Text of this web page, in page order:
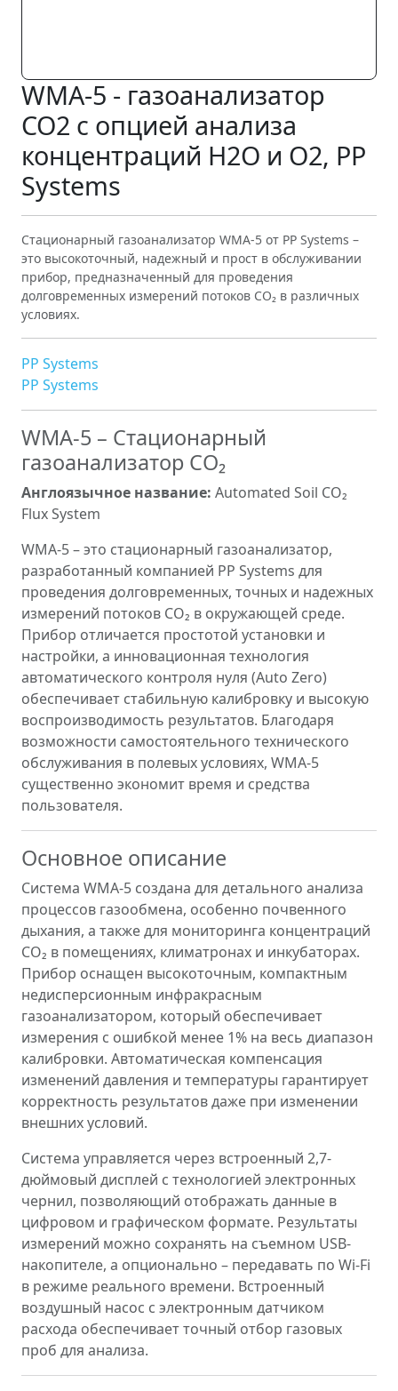
WMA-5 - газоанализатор
CO2 с опцией анализа
концентраций H2O и O2, PP
Systems
Стационарный газоанализатор WMA-5 от PP Systems –
это высокоточный, надежный и прост в обслуживании
прибор, предназначенный для проведения
долговременных измерений потоков CO₂ в различных
условиях.
PP Systems
PP Systems
WMA-5 – Стационарный
газоанализатор CO₂
Англоязычное название: Automated Soil CO₂
Flux System
WMA-5 – это стационарный газоанализатор,
разработанный компанией PP Systems для
проведения долговременных, точных и надежных
измерений потоков CO₂ в окружающей среде.
Прибор отличается простотой установки и
настройки, а инновационная технология
автоматического контроля нуля (Auto Zero)
обеспечивает стабильную калибровку и высокую
воспроизводимость результатов. Благодаря
возможности самостоятельного технического
обслуживания в полевых условиях, WMA-5
существенно экономит время и средства
пользователя.
Основное описание
Система WMA-5 создана для детального анализа
процессов газообмена, особенно почвенного
дыхания, а также для мониторинга концентраций
CO₂ в помещениях, климатронах и инкубаторах.
Прибор оснащен высокоточным, компактным
недисперсионным инфракрасным
газоанализатором, который обеспечивает
измерения с ошибкой менее 1% на весь диапазон
калибровки. Автоматическая компенсация
изменений давления и температуры гарантирует
корректность результатов даже при изменении
внешних условий.
Система управляется через встроенный 2,7-
дюймовый дисплей с технологией электронных
чернил, позволяющий отображать данные в
цифровом и графическом формате. Результаты
измерений можно сохранять на съемном USB-
накопителе, а опционально – передавать по Wi‑Fi
в режиме реального времени. Встроенный
воздушный насос с электронным датчиком
расхода обеспечивает точный отбор газовых
проб для анализа.